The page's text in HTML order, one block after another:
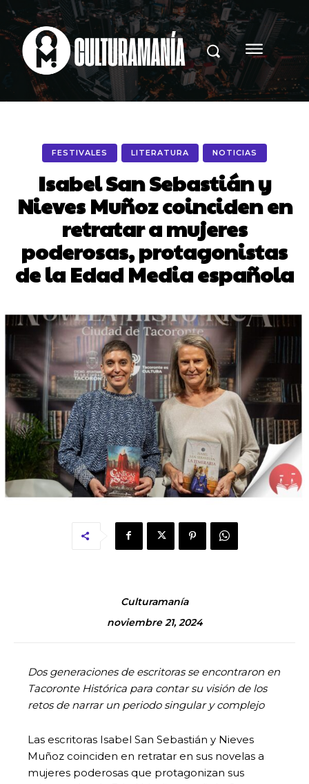
FESTIVALES LITERATURA NOTICIAS
Isabel San Sebastián y
Nieves Muñoz coinciden en
retratar a mujeres
poderosas, protagonistas
de la Edad Media española
Culturamanía
noviembre 21, 2024
Dos generaciones de escritoras se encontraron en
Tacoronte Histórica para contar su visión de los
retos de narrar un periodo singular y complejo
Las escritoras Isabel San Sebastián y Nieves
Muñoz coinciden en retratar en sus novelas a
mujeres poderosas que protagonizan sus